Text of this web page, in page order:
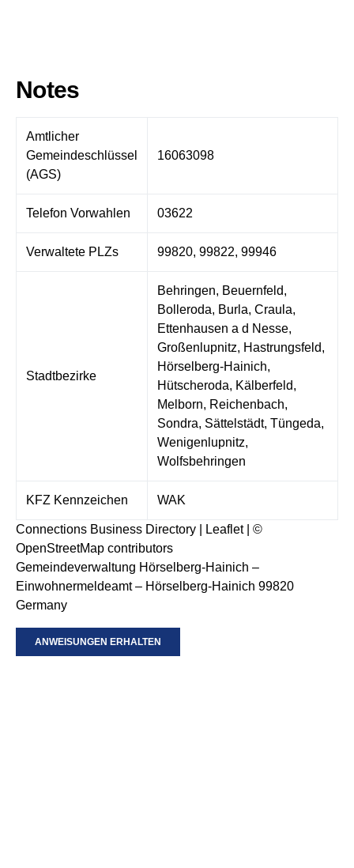
Notes
Amtlicher
Gemeindeschlüssel
(AGS)
16063098
Telefon Vorwahlen 03622
Verwaltete PLZs 99820, 99822, 99946
Stadtbezirke
Behringen, Beuernfeld,
Bolleroda, Burla, Craula,
Ettenhausen a d Nesse,
Großenlupnitz, Hastrungsfeld,
Hörselberg-Hainich,
Hütscheroda, Kälberfeld,
Melborn, Reichenbach,
Sondra, Sättelstädt, Tüngeda,
Wenigenlupnitz,
Wolfsbehringen
KFZ Kennzeichen WAK
Connections Business Directory Leaflet| ©
OpenStreetMap contributors
Gemeindeverwaltung Hörselberg-Hainich –
Einwohnermeldeamt – Hörselberg-Hainich 99820
Germany
ANWEISUNGEN ERHALTEN